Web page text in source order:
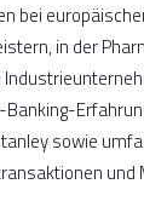
bei
in der
sowie